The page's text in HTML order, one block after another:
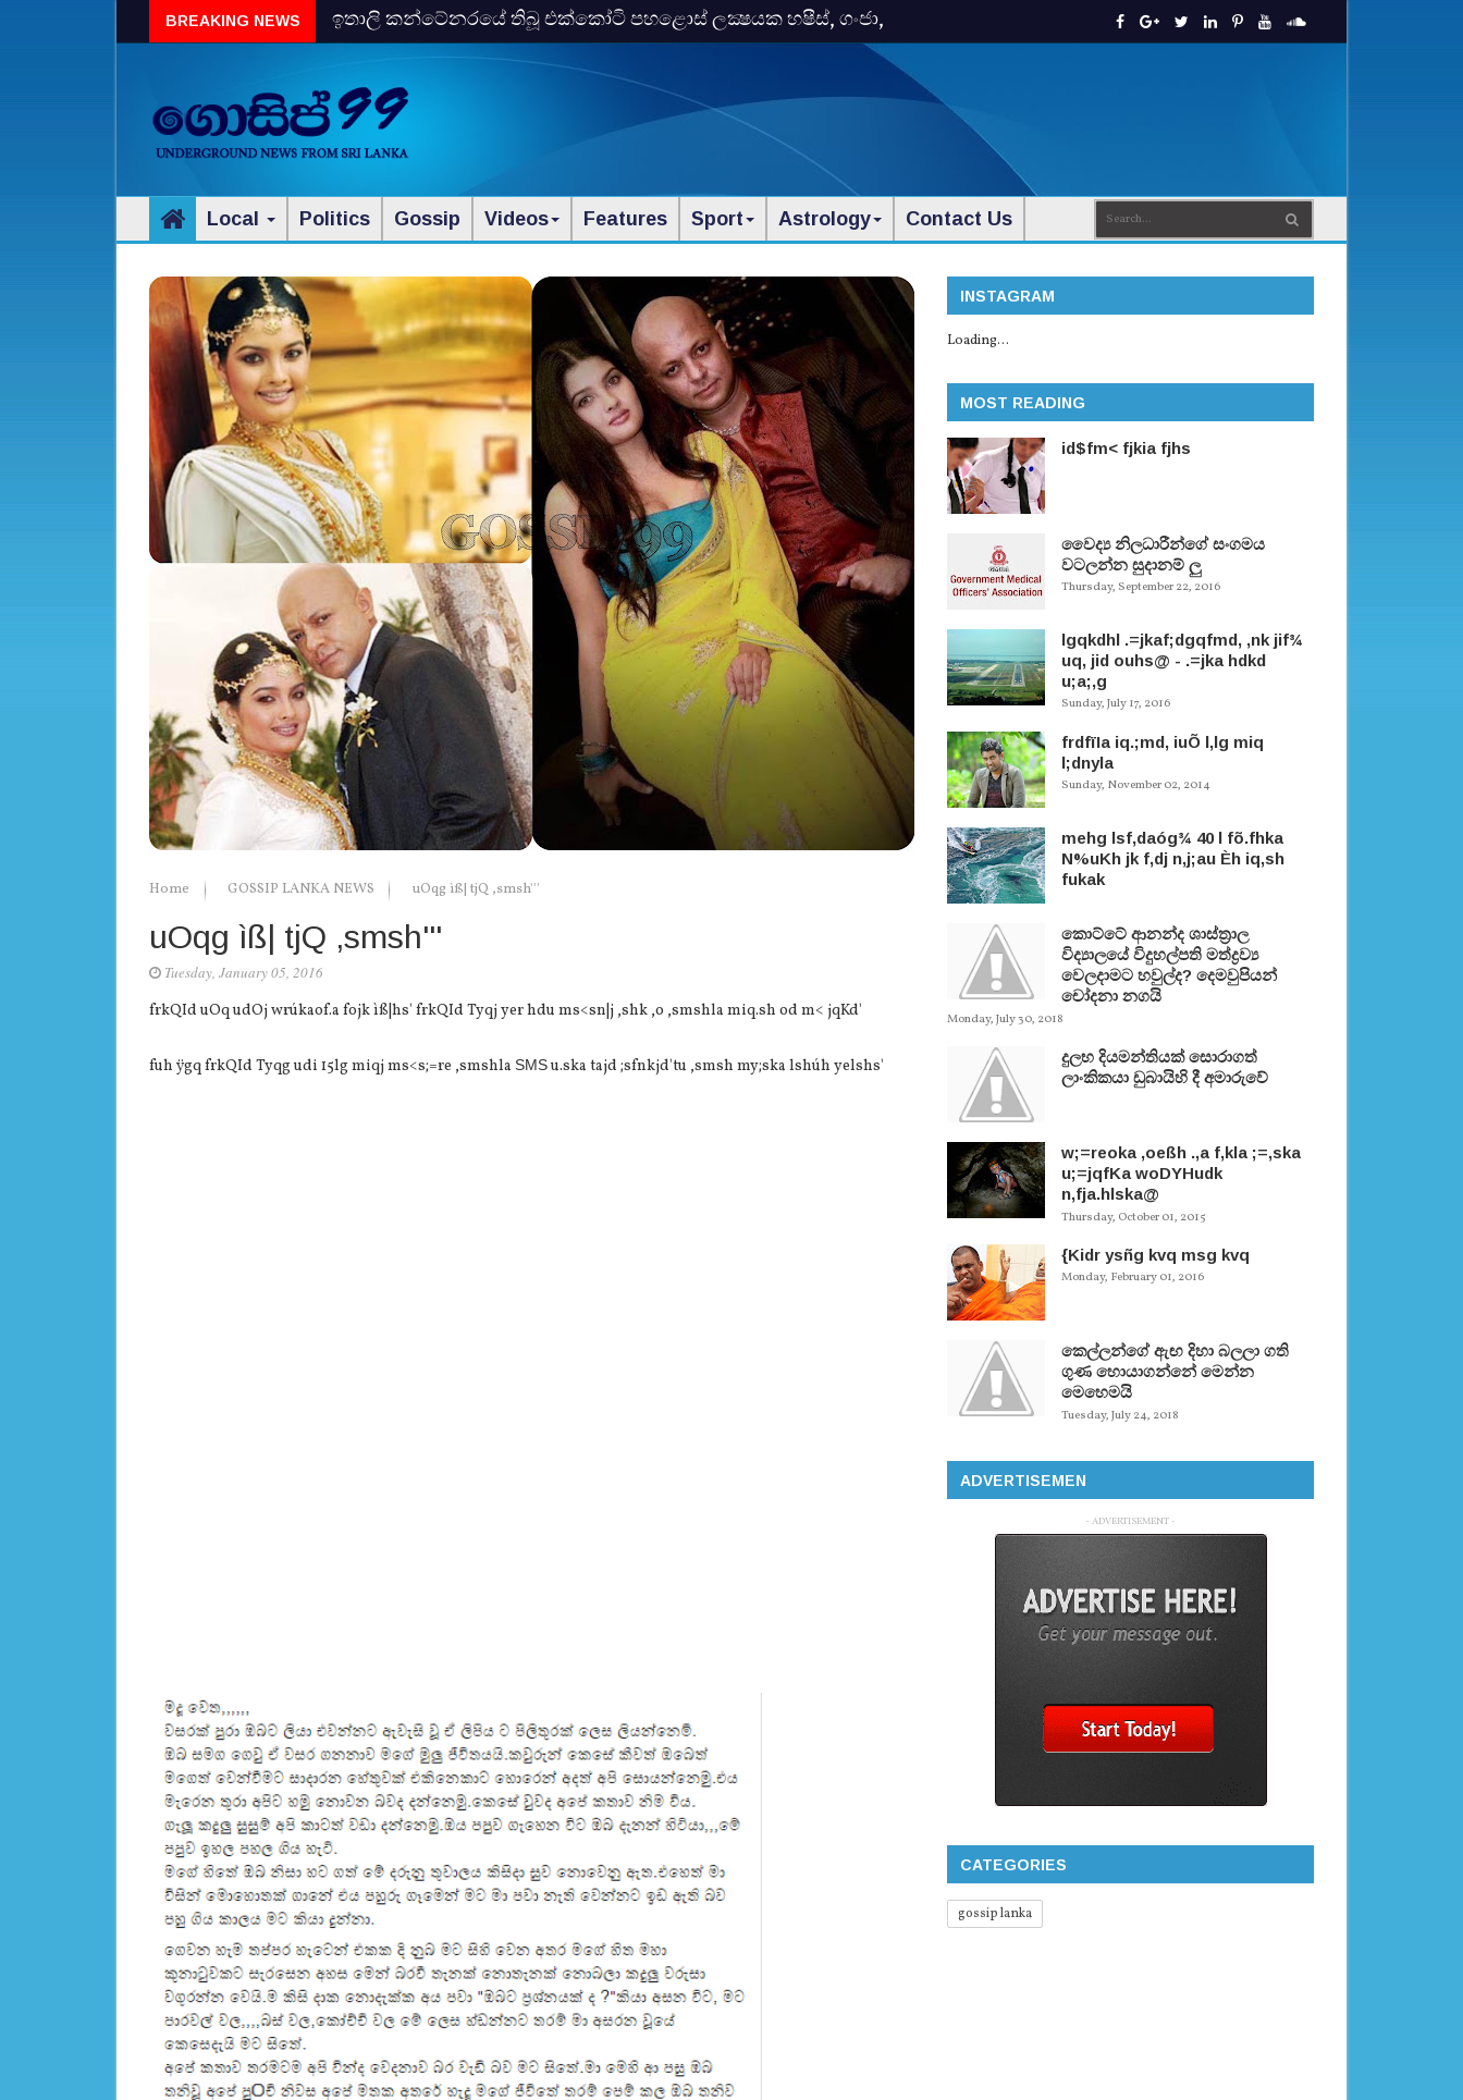
BREAKING NEWS
ඉතාලි කන්ටේනරයේ තිබූ එක්‌කෝටි පහළොස්‌ ලක්‍ෂයක හෂීස්‌, ගංජා,
Local Politics Gossip Videos Features Sport Astrology Contact Us
Home GOSSIP LANKA NEWS uOqg ìß| tjQ ,smsh'''
uOqg ìß| tjQ ,smsh'''
Tuesday, January 05, 2016
frkQId uOq udOj wrúkaof.a fojk ìß|hs' frkQId Tyqj yer hdu ms<sn|j ,shk ,o ,smshla miq.sh od m< jqKd'
fuh ÿgq frkQId Tyqg udi 15lg miqj ms<s;=re ,smshla SMSu.ska tajd ;sfnkjd'tu ,smsh my;ska lshúh yelshs'
INSTAGRAM
Loading...
MOST READING
id$fm< fjkia fjhs
වෛද්‍ය නිලධාරීන්ගේ සංගමය
වටලන්න සුදානම් ලු
Thursday, September 22, 2016
lgqkdhl .=jkaf;dgqfmd, ,nk jif¾
uq, jid ouhs@ - .=jka hdkd
u;a;,g
Sunday, July 17, 2016
frdfïIa iq.;md, iuÕ l,lg miq
l;dnyla
Sunday, November 02, 2014
mehg lsf,daóg¾ 40 l fõ.fhka
N%uKh jk f,dj n,j;au Èh iq,sh
fukak
කොට්ටේ ආනන්ද ශාස්ත‍්‍රාල
විද්‍යාලයේ විදුහල්පති මත්ද්‍රව්‍ය
වෙලදාමට හවුල්ද? දෙමවුපියන්
චෝදනා නගයි
Monday, July 30, 2018
දුලභ දියමන්තියක් සොරාගත්
ලාංකිකයා ඩුබායිහි දී අමාරුවේ
w;=reoka ,oeßh .,a f,kla ;=,ska
u;=jqfKa woDYHudk
n,fja.hlska@
Thursday, October 01, 2015
{Kidr ysñg kvq msg kvq
Monday, February 01, 2016
කෙල්ලන්ගේ ඇඟ දිහා බලලා ගති
ගුණ හොයාගන්නේ මෙන්න
මෙහෙමයි
Tuesday, July 24, 2018
ADVERTISEMEN
- ADVERTISEMENT -
CATEGORIES
gossip lanka